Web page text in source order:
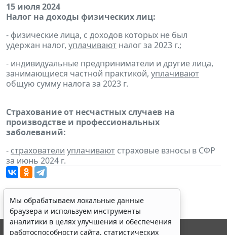
15 июля 2024
Налог на доходы физических лиц:
- физические лица, с доходов которых не был
удержан налог, уплачивают налог за 2023 г.;
- индивидуальные предприниматели и другие лица,
занимающиеся частной практикой, уплачивают
общую сумму налога за 2023 г.
Страхование от несчастных случаев на
производстве и профессиональных
заболеваний:
- страхователи уплачивают страховые взносы в СФР
за июнь 2024 г.
Мы обрабатываем локальные данные
браузера и используем инструменты
аналитики в целях улучшения и обеспечения
работоспособности сайта, статистических